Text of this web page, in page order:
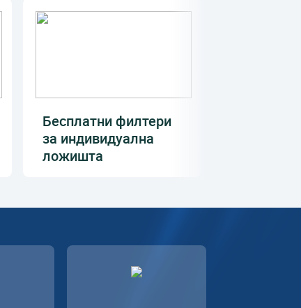
Бесплатни филтери
за индивидуална
ложишта